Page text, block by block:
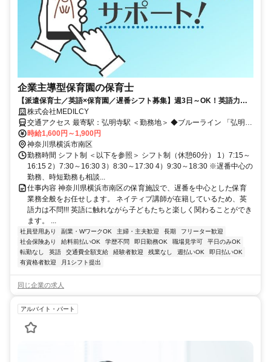
企業主導型保育園の保育士
【派遣保育士／英語×保育園／遅番シフト募集】週3日～OK！英語力不
問！高時給
株式会社MEDILCY
交通アクセス 最寄駅：弘明寺駅 ＜勤務地＞ ◆ブルーライン 「弘明寺
駅」徒歩5分 ◆ブルーライン「 蒔田駅」徒歩8分 ◆京急本線「弘明寺
駅」徒歩圏内
時給1,600円～1,900円
神奈川県横浜市南区
勤務時間 シフト制 ＜以下を参照＞ シフト制（休憩60分） 1）7:15～
16:15 2）7:30～16:30 3）8:30～17:30 4）9:30～18:30 ※遅番中心の
勤務、時短勤務も相談...
仕事内容 神奈川県横浜市南区の保育施設で、遅番を中心とした保育
業務全般をお任せします。 ネイティブ講師が在籍しているため、英
語力は不問!!! 英語に触れながら子どもたちと楽しく関わることができ
ます。 ...
社員登用あり 副業・WワークOK 主婦・主夫歓迎 長期
フリーター歓迎
社会保険あり
給料前払いOK 学歴不問 即日勤務OK 職場見学可
平日のみOK
転勤なし
英語 交通費全額支給 経験者歓迎 残業なし 週払いOK
即日払いOK
有資格者歓迎
月1シフト提出
同じ企業の求人
アルバイト・パート